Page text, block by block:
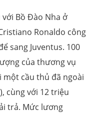
Bồ Đào Nha ở
Ronaldo công
sang Juventus. 100
của thương vụ
một cầu thủ đã ngoài
cùng với 12 triệu
trả. Mức lương